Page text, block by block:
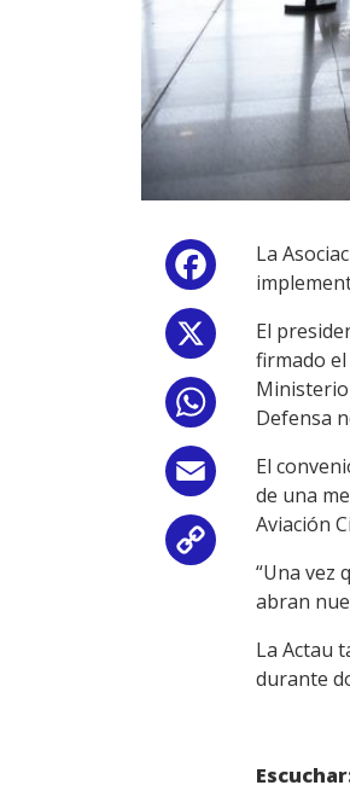
Facebook
WhatsApp
Email
Link
La
El
firmado
Defensa
El
de una
Aviación
“Una vez
abran
La Actau
durante